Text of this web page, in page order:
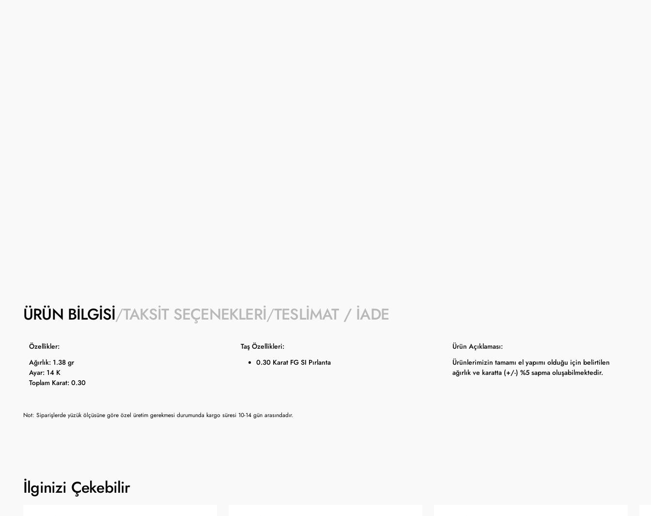
ÜRÜN BILGISI TAKSIT SEÇENEKLERI TESLIMAT / İADE
Özellikler: Taş Özellikleri:
Ürün Açıklaması:
Ağırlık: 1.38 gr
Ayar: 14 K
Toplam Karat: 0.30
0.30 Karat FG SI Pırlanta
Ürünlerimizin tamamı el yapımı olduğu için belirtilen
ağırlık ve karatta (+/-) %5 sapma oluşabilmektedir.
Not: Siparişlerde yüzük ölçüsüne göre özel üretim gerekmesi durumunda kargo süresi 10-14 gün arasındadır.
İlginizi Çekebilir